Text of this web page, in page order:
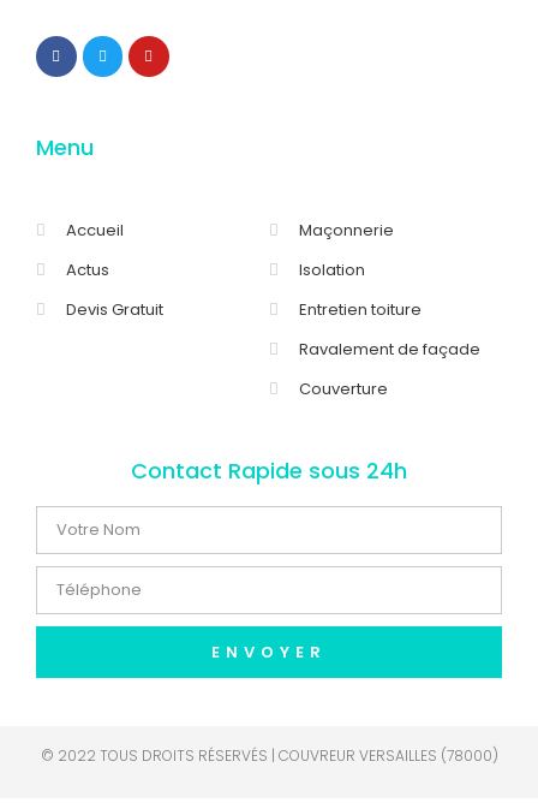
Menu
Accueil
Actus
Devis Gratuit
Maçonnerie
Isolation
Entretien toiture
Ravalement de façade
Couverture
Contact Rapide sous 24h
ENVOYER
© 2022 TOUS DROITS RÉSERVÉS | COUVREUR VERSAILLES (78000)